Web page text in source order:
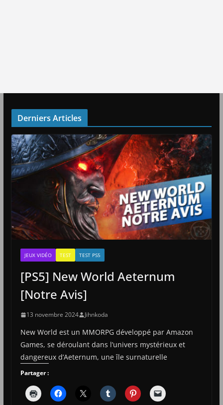
Derniers Articles
JEUX VIDÉO TEST TEST PS5
[PS5] New World Aeternum
[Notre Avis]
13 novembre 2024 Jihnkoda
New World est un MMORPG développé par Amazon
Games, se déroulant dans l’univers mystérieux et
dangereux d’Aeternum, une île surnaturelle
Partager :